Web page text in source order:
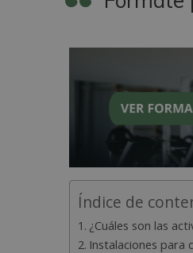
Índice de
¿Cuáles son las
Instalaciones para